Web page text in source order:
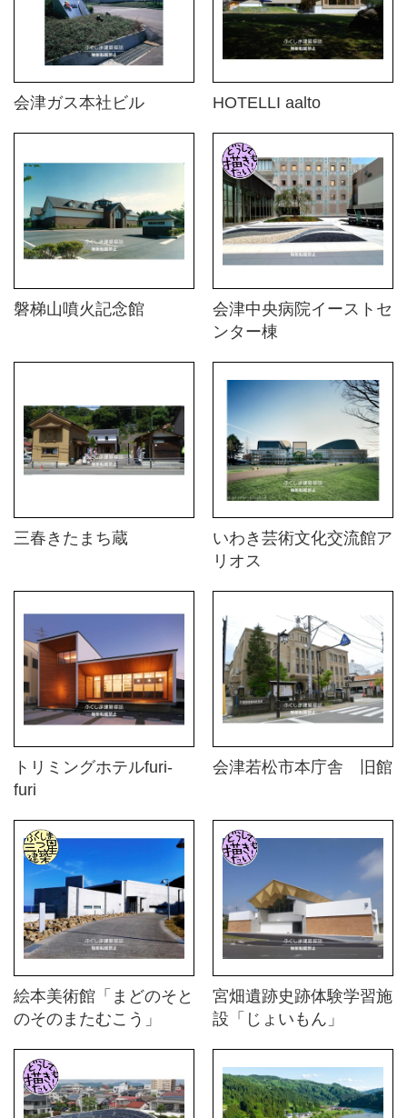
会津ガス本社ビル HOTELLI aalto
磐梯山噴火記念館
会津中央病院イーストセ
ンター棟
三春きたまち蔵
いわき芸術文化交流館ア
リオス
トリミングホテルfuri-
furi
会津若松市本庁舎 旧館
絵本美術館「まどのそと
のそのまたむこう」
宮畑遺跡史跡体験学習施
設「じょいもん」